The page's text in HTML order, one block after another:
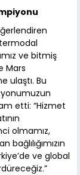
ve bitmiş
Mars
ulaştı. Bu
etti: “Hizmet
olmamız,
ve global